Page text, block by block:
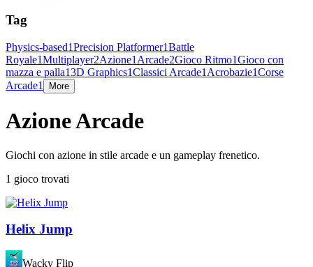
Tag
Physics-based1Precision Platformer1Battle
Royale1Multiplayer2Azione1 Arcade2Gioco Ritmo1Gioco con
mazza e palla13D Graphics1Classici Arcade1 Acrobazie1Corse
Arcade1 More
Azione Arcade
Giochi con azione in stile arcade e un gameplay frenetico.
1 gioco trovati
Helix Jump
Wacky Flip